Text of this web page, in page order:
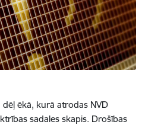
ēkā, kurā atrodas NVD
sadales skapis. Drošības